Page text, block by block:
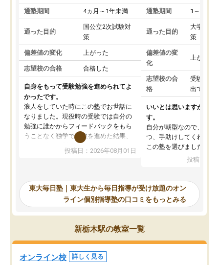
通塾期間 4ヵ月～1年未満
通った目的
国公立2次試験対
策
偏差値の変化 上がった
志望校の合格 合格した
自身をもって受験勉強を進められてよ
かったです。
浪人をしていた時にこの塾でお世話に
なりました。現役時の受験では自分の
勉強に誰かからフィードバックをもら
うことなく独学で勉強を進めた結果、
入試本番に地歴の学習が間に合わず不
合格となってしまいました。その経験
東大毎日塾にたどり着きました。学習
の長期計画や日々の勉強のやり方につ
いて客観的なアドバイスをいただけた
ので、自信をもって受験勉強を進める
ことができました。自分のように勉強
のやり方や進捗管理で苦労している方
には特におすすめしたい塾です。
投稿日：2026年08月01日
通塾期間 1～3ヵ月
通った目的
大学入学
策
偏差値の変
化
上がった
志望校の合
格
受験して
出ていな
いいとは思いますが、料
す。
自分が朝型なので、自習
つ、手助けしてくれる設
この塾を選びました。
投稿日：
東大毎日塾｜東大生から毎日指導が受け放題のオン
ライン個別指導塾の口コミをもっとみる
新栃木駅の教室一覧
オンライン校 詳しく見る